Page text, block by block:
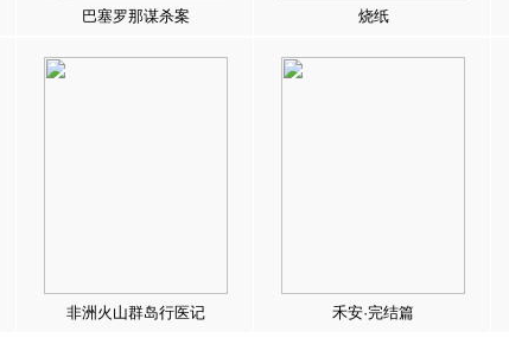
巴塞罗那谋杀案 烧纸
非洲火山群岛行医记 禾安·完结篇